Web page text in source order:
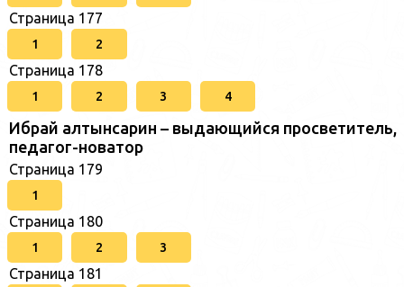
Страница 177
1 2
Страница 178
1 2 3 4
Ибрай алтынсарин – выдающийся просветитель,
педагог-новатор
Страница 179
1
Страница 180
1 2 3
Страница 181